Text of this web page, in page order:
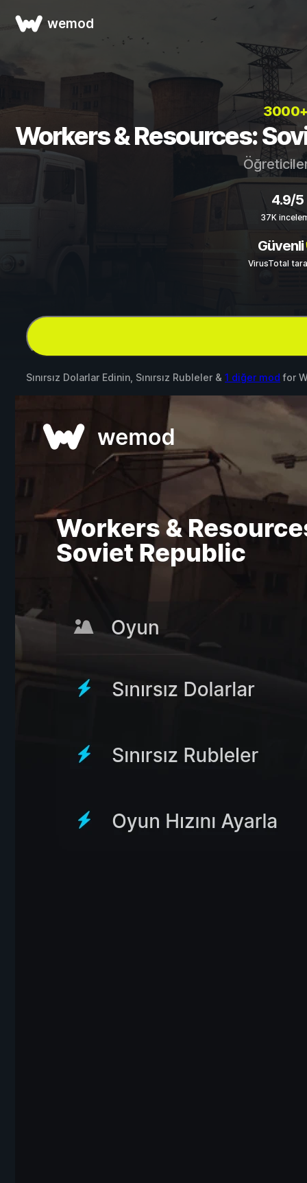
wemod
Workers & Resources:
4.9/5
37K
Güvenli
VirusTotal
Sınırsız Dolarlar Edinin, Sınırsız Rubleler & 1 diğer mod for